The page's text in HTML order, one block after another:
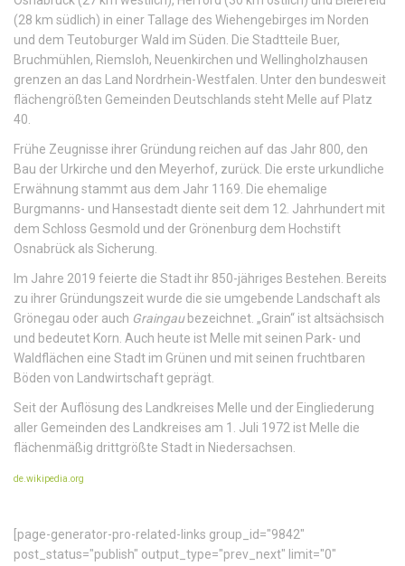
(28 km südlich) in einer Tallage des Wiehengebirges im Norden
und dem Teutoburger Wald im Süden. Die Stadtteile Buer,
Bruchmühlen, Riemsloh, Neuenkirchen und Wellingholzhausen
grenzen an das Land Nordrhein-Westfalen. Unter den bundesweit
flächengrößten Gemeinden Deutschlands steht Melle auf Platz
40.
Frühe Zeugnisse ihrer Gründung reichen auf das Jahr 800, den
Bau der Urkirche und den Meyerhof, zurück. Die erste urkundliche
Erwähnung stammt aus dem Jahr 1169. Die ehemalige
Burgmanns- und Hansestadt diente seit dem 12. Jahrhundert mit
dem Schloss Gesmold und der Grönenburg dem Hochstift
Osnabrück als Sicherung.
Im Jahre 2019 feierte die Stadt ihr 850-jähriges Bestehen. Bereits
zu ihrer Gründungszeit wurde die sie umgebende Landschaft als
Grönegau oder auch Graingaubezeichnet. „Grain“ ist altsächsisch
und bedeutet Korn. Auch heute ist Melle mit seinen Park- und
Waldflächen eine Stadt im Grünen und mit seinen fruchtbaren
Böden von Landwirtschaft geprägt.
Seit der Auflösung des Landkreises Melle und der Eingliederung
aller Gemeinden des Landkreises am 1. Juli 1972 ist Melle die
flächenmäßig drittgrößte Stadt in Niedersachsen.
de.wikipedia.org
[page-generator-pro-related-links group_id="9842"
post_status="publish" output_type="prev_next" limit="0"